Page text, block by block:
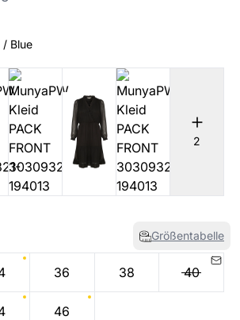
/ Blue
2
Größentabelle
36 38 40
46